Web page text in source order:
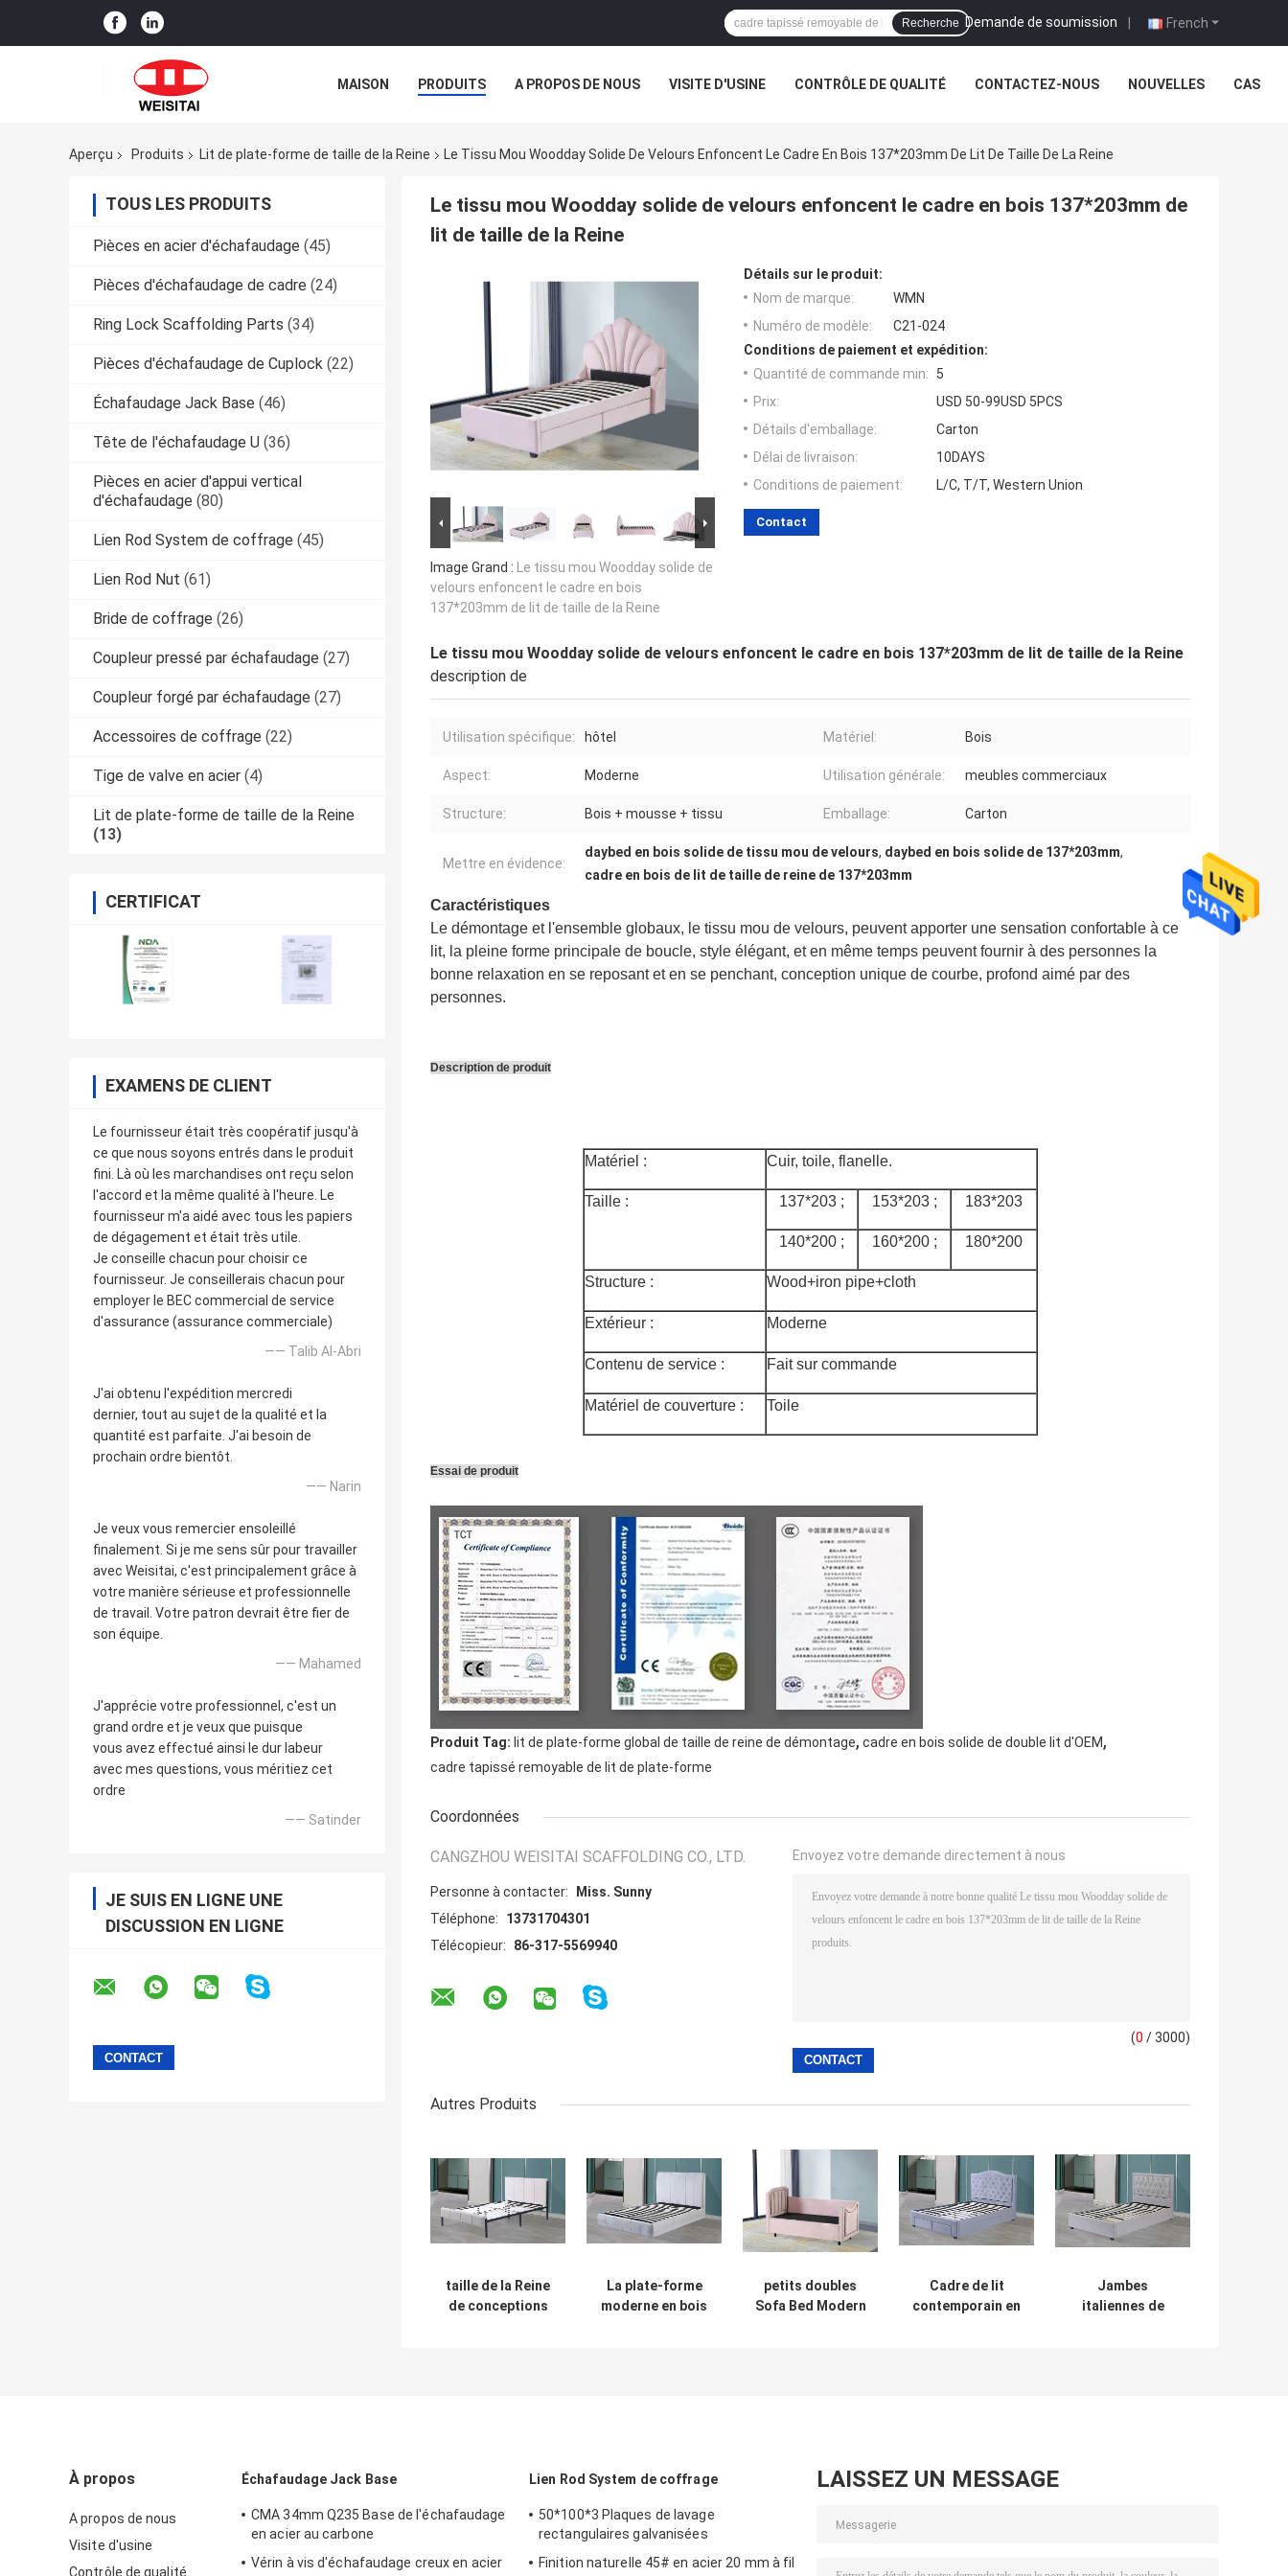
French
Demande de soumission |
Recherche
MAISON PRODUITS A PROPOS DE NOUS VISITE D'USINE CONTRÔLE DE QUALITÉ CONTACTEZ-NOUS NOUVELLES CAS
Aperçu Produits Lit de plate-forme de taille de la Reine Le Tissu Mou Woodday Solide De Velours Enfoncent Le Cadre En Bois 137*203mm De Lit De Taille De La Reine
TOUS LES PRODUITS
Pièces en acier d'échafaudage (45)
Pièces d'échafaudage de cadre (24)
Ring Lock Scaffolding Parts (34)
Pièces d'échafaudage de Cuplock (22)
Échafaudage Jack Base (46)
Tête de l'échafaudage U (36)
Pièces en acier d'appui vertical
d'échafaudage (80)
Lien Rod System de coffrage (45)
Lien Rod Nut (61)
Bride de coffrage (26)
Coupleur pressé par échafaudage (27)
Coupleur forgé par échafaudage (27)
Accessoires de coffrage (22)
Tige de valve en acier (4)
Lit de plate-forme de taille de la Reine
(13)
CERTIFICAT
EXAMENS DE CLIENT
Le fournisseur était très coopératif jusqu'à
ce que nous soyons entrés dans le produit
fini. Là où les marchandises ont reçu selon
l'accord et la même qualité à l'heure. Le
fournisseur m'a aidé avec tous les papiers
de dégagement et était très utile.
Je conseille chacun pour choisir ce
fournisseur. Je conseillerais chacun pour
employer le BEC commercial de service
d'assurance (assurance commerciale)
—— Talib Al-Abri
J'ai obtenu l'expédition mercredi
dernier, tout au sujet de la qualité et la
quantité est parfaite. J'ai besoin de
prochain ordre bientôt.
—— Narin
Je veux vous remercier ensoleillé
finalement. Si je me sens sûr pour travailler
avec Weisitai, c'est principalement grâce à
votre manière sérieuse et professionnelle
de travail. Votre patron devrait être fier de
son équipe.
—— Mahamed
J'apprécie votre professionnel, c'est un
grand ordre et je veux que puisque
vous avez effectué ainsi le dur labeur
avec mes questions, vous méritiez cet
ordre
—— Satinder
JE SUIS EN LIGNE UNE
DISCUSSION EN LIGNE
Le tissu mou Woodday solide de velours enfoncent le cadre en bois 137*203mm de
lit de taille de la Reine
Image Grand : Le tissu mou Woodday solide de
velours enfoncent le cadre en bois
137*203mm de lit de taille de la Reine
Détails sur le produit:
Nom de marque:
WMN
Numéro de modèle:
C21-024
Conditions de paiement et expédition:
Quantité de commande min:
5
Prix:
USD 50-99USD 5PCS
Détails d'emballage:
Carton
Délai de livraison:
10DAYS
Conditions de paiement:
L/C, T/T, Western Union
Contact
Le tissu mou Woodday solide de velours enfoncent le cadre en bois 137*203mm de lit de taille de la Reine
description de
Utilisation spécifique: hôtel Matériel: Bois
Aspect: Moderne Utilisation générale: meubles commerciaux
Structure: Bois + mousse + tissu Emballage: Carton
Mettre en évidence:
daybed en bois solide de tissu mou de velours, daybed en bois solide de 137*203mm,
cadre en bois de lit de taille de reine de 137*203mm
Caractéristiques
Le démontage et l'ensemble globaux, le tissu mou de velours, peuvent apporter une sensation confortable à ce
lit, la pleine forme principale de boucle, style élégant, et en même temps peuvent fournir à des personnes la
bonne relaxation en se reposant et en se penchant, conception unique de courbe, profond aimé par des
personnes.
Description de produit
Matériel : Cuir, toile, flanelle.
Taille : 137*203 ; 153*203 ; 183*203
140*200 ; 160*200 ; 180*200
Structure : Wood+iron pipe+cloth
Extérieur : Moderne
Contenu de service : Fait sur commande
Matériel de couverture : Toile
Essai de produit
Produit Tag: lit de plate-forme global de taille de reine de démontage, cadre en bois solide de double lit d'OEM,
cadre tapissé remoyable de lit de plate-forme
Coordonnées
CANGZHOU WEISITAI SCAFFOLDING CO., LTD.
Personne à contacter:
Miss. Sunny
Téléphone:
13731704301
Télécopieur:
86-317-5569940
Envoyez votre demande directement à nous
(0 / 3000)
Autres Produits
taille de la Reine
de conceptions
La plate-forme
moderne en bois
petits doubles
Sofa Bed Modern
Cadre de lit
contemporain en
Jambes
italiennes de
À propos
A propos de nous
Visite d'usine
Contrôle de qualité
Échafaudage Jack Base
CMA 34mm Q235 Base de l'échafaudage
en acier au carbone
Vérin à vis d'échafaudage creux en acier
Lien Rod System de coffrage
50*100*3 Plaques de lavage
rectangulaires galvanisées
Finition naturelle 45# en acier 20 mm à fil
LAISSEZ UN MESSAGE